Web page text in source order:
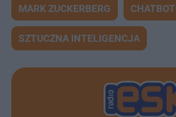
MARK ZUCKERBERG CHATBOT
SZTUCZNA INTELIGENCJA